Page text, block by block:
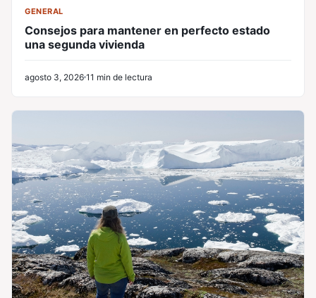
GENERAL
Consejos para mantener en perfecto estado
una segunda vivienda
agosto 3, 2026 11 min de lectura